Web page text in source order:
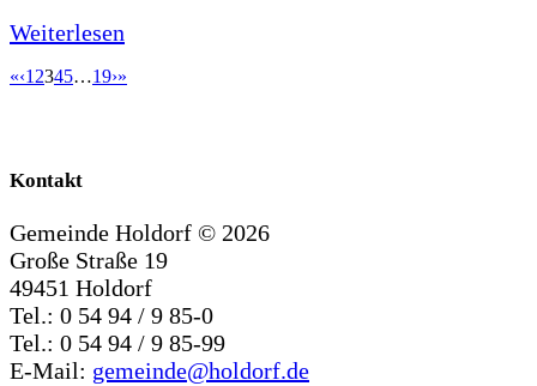
Weiterlesen
«‹1 2345…19›»
Kontakt
Gemeinde Holdorf © 2026
Große Straße 19
49451 Holdorf
Tel.: 0 54 94 / 9 85-0
Tel.: 0 54 94 / 9 85-99
E-Mail: gemeinde@holdorf.de